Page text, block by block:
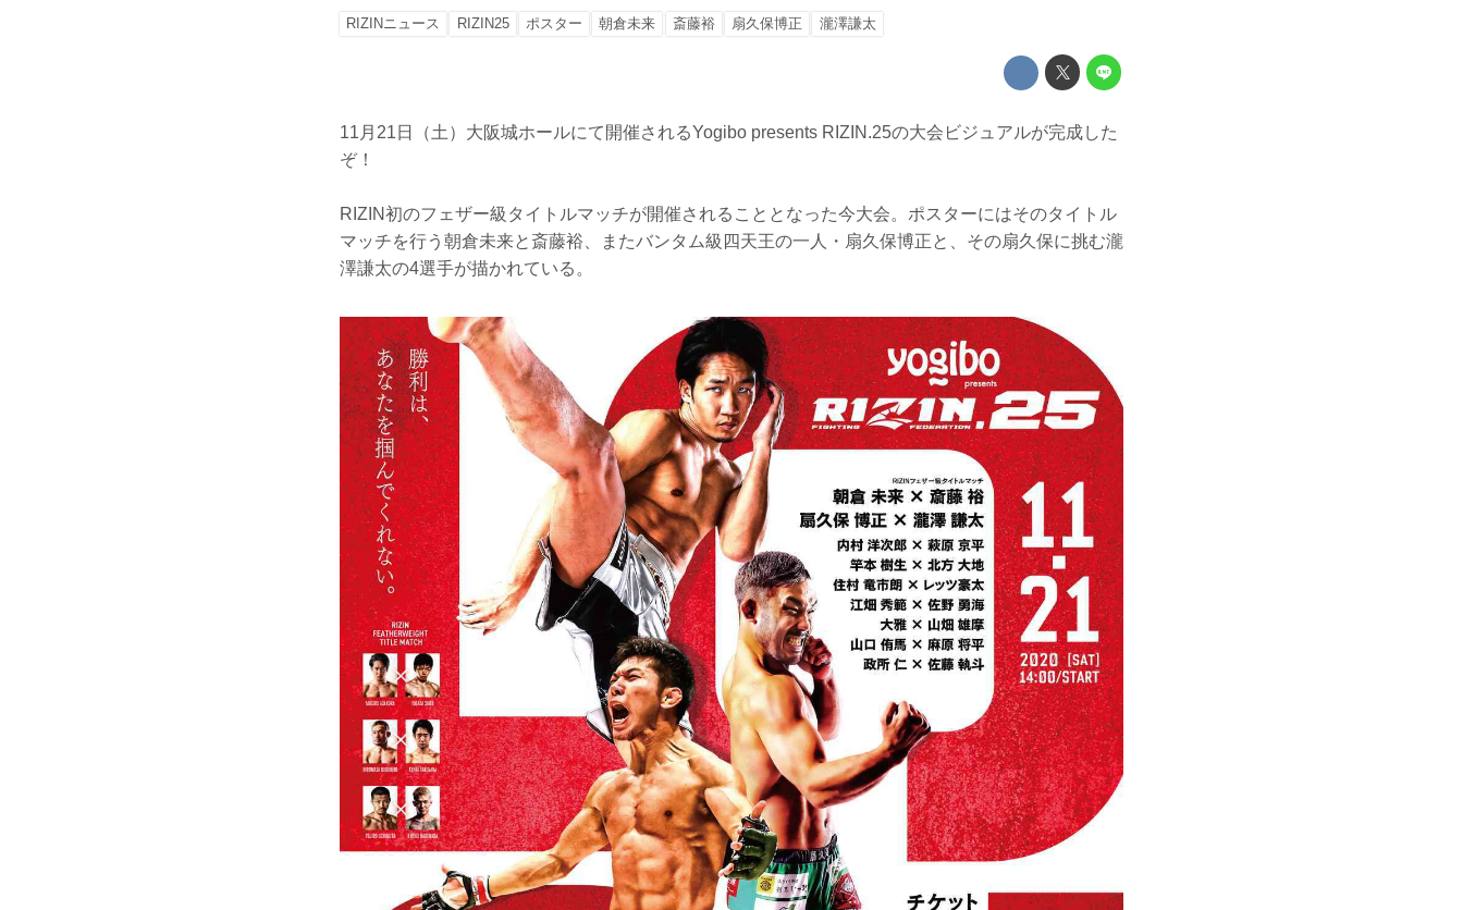
RIZINニュース RIZIN25 ポスター 朝倉未来 斎藤裕 扇久保博正 瀧澤謙太
11月21日（土）大阪城ホールにて開催されるYogibo presents RIZIN.25の大会ビジュアルが完成した
ぞ！
RIZIN初のフェザー級タイトルマッチが開催されることとなった今大会。ポスターにはそのタイトル
マッチを行う朝倉未来と斎藤裕、またバンタム級四天王の一人・扇久保博正と、その扇久保に挑む瀧
澤謙太の4選手が描かれている。